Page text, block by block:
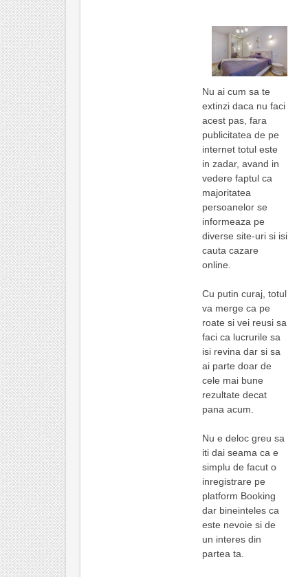
Nu ai cum sa te
extinzi daca nu faci
acest pas, fara
publicitatea de pe
internet totul este
in zadar, avand in
vedere faptul ca
majoritatea
persoanelor se
informeaza pe
diverse site-uri si isi
cauta cazare
online.
Cu putin curaj, totul
va merge ca pe
roate si vei reusi sa
faci ca lucrurile sa
isi revina dar si sa
ai parte doar de
cele mai bune
rezultate decat
pana acum.
Nu e deloc greu sa
iti dai seama ca e
simplu de facut o
inregistrare pe
platform Booking
dar bineinteles ca
este nevoie si de
un interes din
partea ta.